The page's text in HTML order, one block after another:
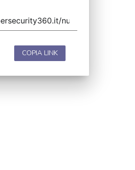
COPIA LINK